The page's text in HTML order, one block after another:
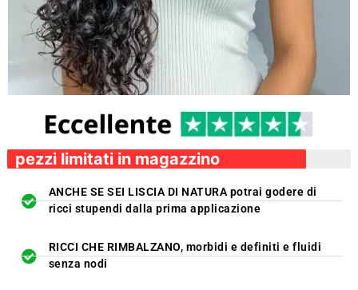
pezzi limitati in magazzino
ANCHE SE SEI LISCIA DI NATURA potrai godere di
ricci stupendi dalla prima applicazione
RICCI CHE RIMBALZANO, morbidi e definiti e fluidi
senza nodi